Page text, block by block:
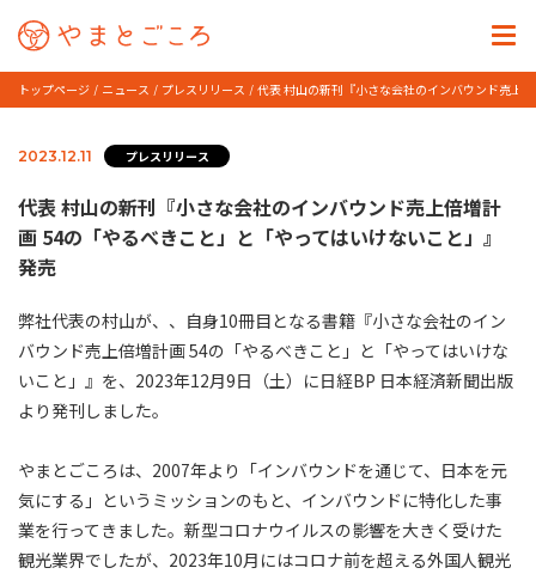
トップページ ニュース プレスリリース 代表 村山の新刊『小さな会社のインバウンド売上
2023.12.11 プレスリリース
代表 村山の新刊『小さな会社のインバウンド売上倍増計
画 54の「やるべきこと」と「やってはいけないこと」』
発売
弊社代表の村山が、、自身10冊目となる書籍『小さな会社のイン
バウンド売上倍増計画 54の「やるべきこと」と「やってはいけな
いこと」』を、2023年12月9日（土）に日経BP 日本経済新聞出版
より発刊しました。
やまとごころは、2007年より「インバウンドを通じて、日本を元
気にする」というミッションのもと、インバウンドに特化した事
業を行ってきました。新型コロナウイルスの影響を大きく受けた
観光業界でしたが、2023年10月にはコロナ前を超える外国人観光